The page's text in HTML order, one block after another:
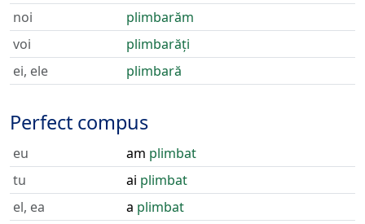
noi
plimbarăm
voi
plimbarăți
ei, ele
plimbară
Perfect compus
eu am plimbat
tu
ai plimbat
el, ea
a plimbat